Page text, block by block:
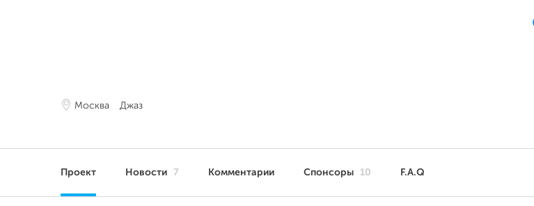
Москва Джаз
Проект Новости 7 Комментарии Спонсоры 10 F.A.Q